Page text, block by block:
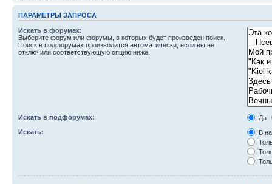
ПАРАМЕТРЫ ЗАПРОСА
Искать в форумах:
Выберите форум или форумы, в которых будет произведен поиск.
Поиск в подфорумах производится автоматически, если вы не
отключили соответствующую опцию ниже.
Искать в подфорумах:
Да
Искать:
В